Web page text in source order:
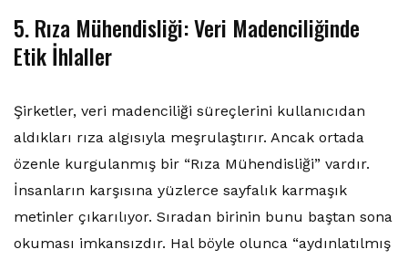
5. Rıza Mühendisliği: Veri Madenciliğinde
Etik İhlaller
Şirketler, veri madenciliği süreçlerini kullanıcıdan
aldıkları rıza algısıyla meşrulaştırır. Ancak ortada
özenle kurgulanmış bir “Rıza Mühendisliği” vardır.
İnsanların karşısına yüzlerce sayfalık karmaşık
metinler çıkarılıyor. Sıradan birinin bunu baştan sona
okuması imkansızdır. Hal böyle olunca “aydınlatılmış